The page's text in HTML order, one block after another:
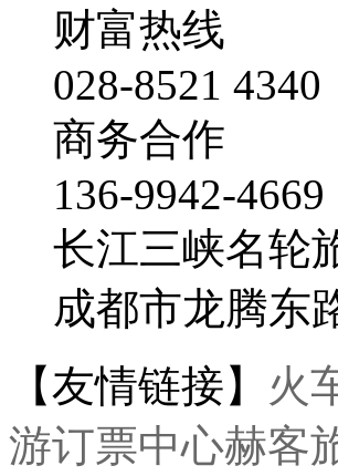
财富热线
028-8521 4340
商务合作
136-9942-4669
长江三峡名轮
成都市龙腾东
【友情链接】 火
游订票中心赫客